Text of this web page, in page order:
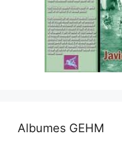
Albumes GEHM